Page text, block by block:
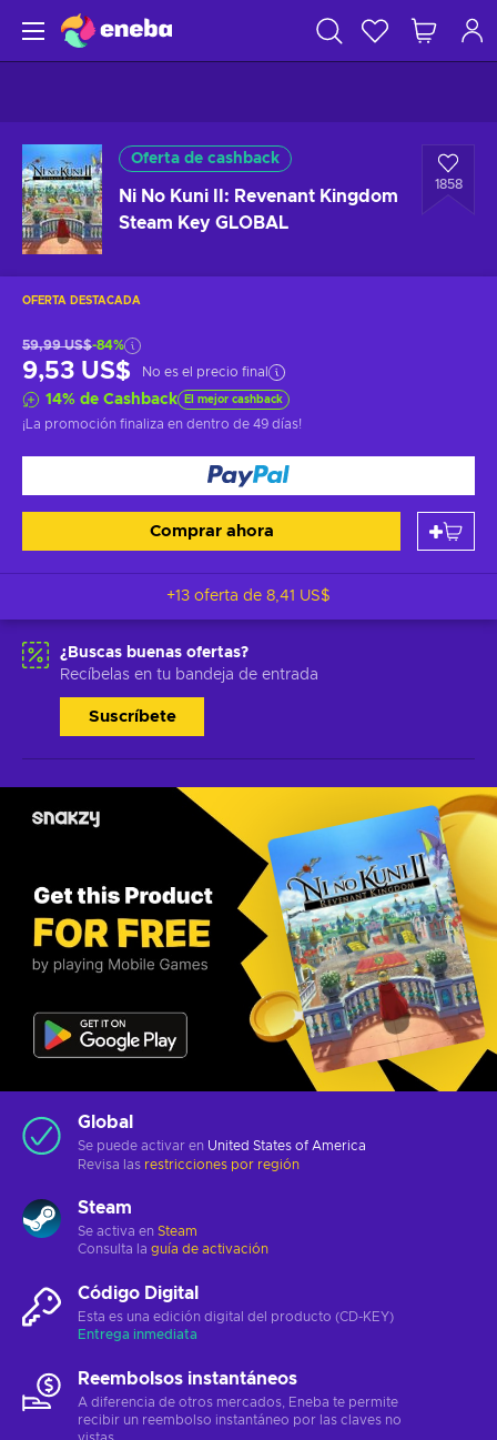
Oferta de cashback
Ni No Kuni II: Revenant Kingdom
Steam Key GLOBAL
1858
OFERTA DESTACADA
59,99 US$-84%
9,53 US$ No es el precio final
14% de Cashback El mejor cashback
¡La promoción finaliza en dentro de 49 días!
Comprar ahora
+13 oferta de 8,41 US$
¿Buscas buenas ofertas?
Recíbelas en tu bandeja de entrada
Suscríbete
Global
Se puede activar en United States of America
Revisa las restricciones por región
Steam
Se activa en Steam
Consulta la guía de activación
Código Digital
Esta es una edición digital del producto (CD-KEY)
Entrega inmediata
Reembolsos instantáneos
A diferencia de otros mercados, Eneba te permite
recibir un reembolso instantáneo por las claves no
vistas.